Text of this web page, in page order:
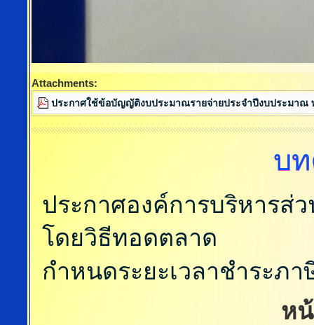
Attachments:
ประกาศใช้ข้อบัญญัติงบประมาณรายจ่ายประจำปีงบประมาณ
บ
ประกาศองค์การบริหารส่
โดยวิธีทอดตลาด
กำหนดระยะเวลาชำระภา
ห